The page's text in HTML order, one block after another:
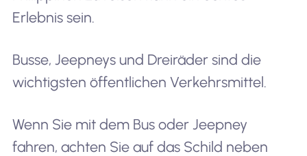
Erlebnis sein.
Busse, Jeepneys und Dreiräder sind die
wichtigsten öffentlichen Verkehrsmittel.
Wenn Sie mit dem Bus oder Jeepney
fahren, achten Sie auf das Schild neben